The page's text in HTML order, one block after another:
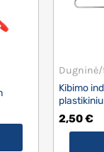
Dugninė/
Kibimo
2,50€